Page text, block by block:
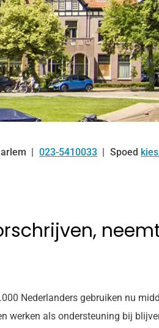
Tel:
023-5410033 Spoed
Nederlanders gebruiken nu
werken als ondersteuning bij